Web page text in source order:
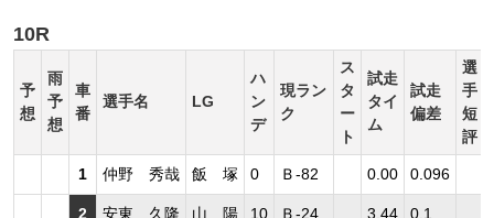
10R
予
想
雨
予
想
車
番
選手名 LG
ハ
ン
デ
現ラン
ク
ス
タ
ー
ト
試走
タイ
ム
試走
偏差
選
手
短
評
1 仲野 秀哉 飯 塚 0 Ｂ-82 0.00 0.096
2 安東 久隆 山 陽 10 Ｂ-24 3.44 0.1